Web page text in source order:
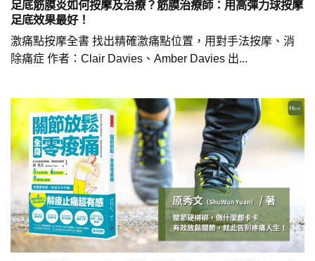
足底筋膜炎如何按摩及治療？筋膜治療師：用高彈力球按摩
足底效果最好！
激痛點按摩全書 找出精確激痛點位置，用對手法按摩、消
除痛症 作者：Clair Davies、Amber Davies 出...